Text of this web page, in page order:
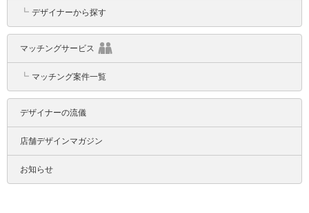
┗ デザイナーから探す
マッチングサービス
┗ マッチング案件一覧
デザイナーの流儀
店舗デザインマガジン
お知らせ